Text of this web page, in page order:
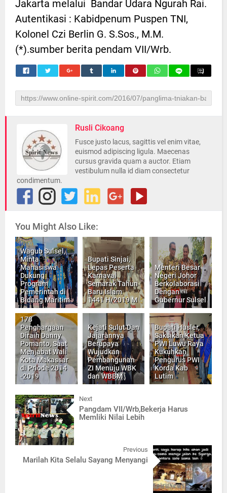
Jakarta melalui Bandar Udara Ngurah Rai.
Autentikasi : Kabidpenum Puspen TNI,
Kolonel Czi Berlin G. S.Sos., M.M.
(*).sumber berita pendam VII/Wrb.
Rusli Cikoang
Fusce justo lacus, sagittis vel enim vitae,
euismod adipiscing ligula. Maecenas
cursus gravida quam a auctor. Etiam
vestibulum nulla id diam consectetur
condimentum.
You Might Also Like:
Wagub Sulsel,
Minta
Mahasiswa
Dukung
Program
Pemerintah di
Bidang Maritim
Bupati Sinjai,
Lepas Peserta
Karnaval
Semarak Tahun
Baru Islam
1441 H/2019 M
Menteri Besar
Negeri Johor
Berkolaborasi
Dengan
Gubernur Sulsel
178
Penghargaan
Diraih Danny
Pomanto, Saat
Menjabat Wali
Kota Makassar
di Priode 2014
-2019
Kejati Sulut Dan
Jajarannya
Berupaya
Wujudkan
Pembangunan
ZI Menuju WBK
dan WBBM
Bupati Husler,
Saksikan Ketua
PWI Luwu Raya
Kukuhkan
Pengurus PWI
Korda Kab
Lutim
Next
Pangdam VII/Wrb,Bekerja Harus
Memliki Nilai Lebih
Previous
Marilah Kita Selalu Sayang Menyangi